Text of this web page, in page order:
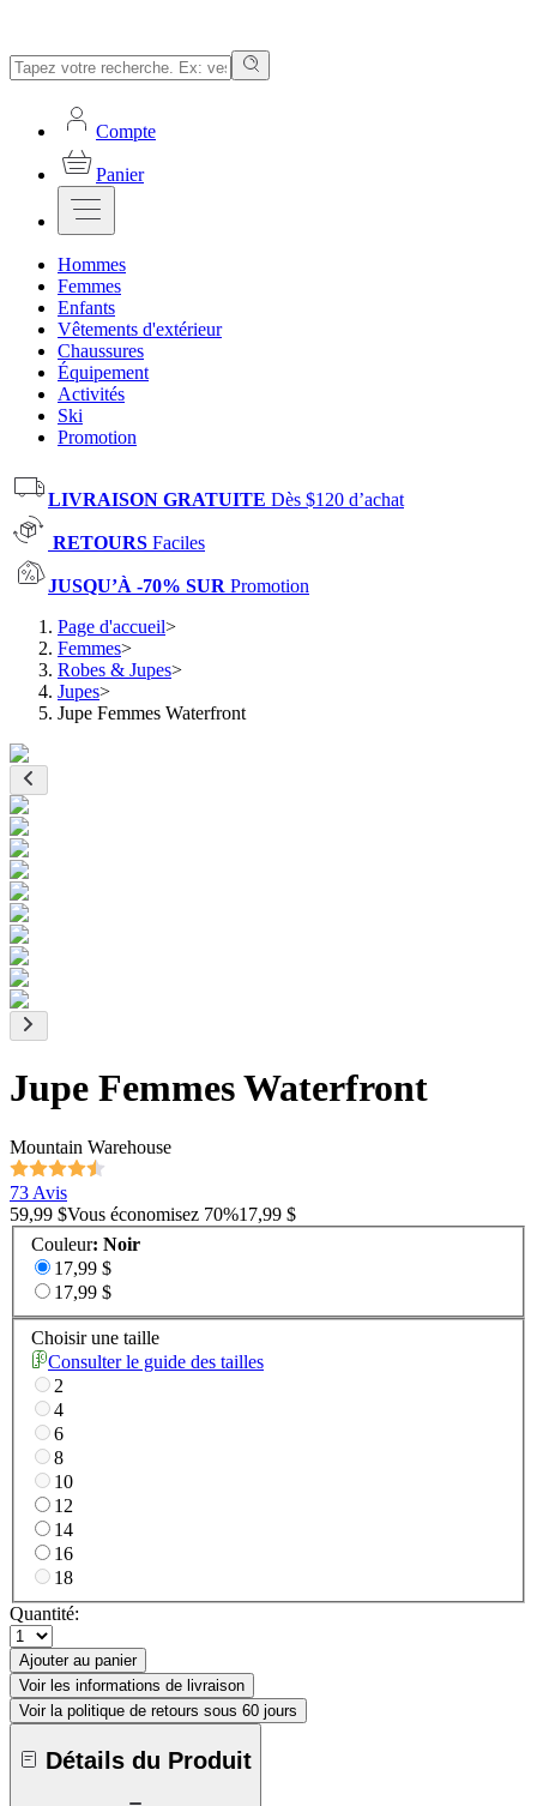
Compte
Panier
Hommes
Femmes
Enfants
Vêtements d'extérieur
Chaussures
Équipement
Activités
Ski
Promotion
LIVRAISON GRATUITE Dès $120 d’achat
RETOURS Faciles
JUSQU’À -70% SUR Promotion
Page d'accueil>
Femmes>
Robes & Jupes>
Jupes>
Jupe Femmes Waterfront
Jupe Femmes Waterfront
Mountain Warehouse
73 Avis
59,99 $Vous économisez 70%17,99 $
Couleur: Noir
17,99 $
17,99 $
Choisir une taille
Consulter le guide des tailles
2
4
6
8
10
12
14
16
18
Quantité:
Ajouter au panier
Voir les informations de livraison
Voir la politique de retours sous 60 jours
Détails du Produit